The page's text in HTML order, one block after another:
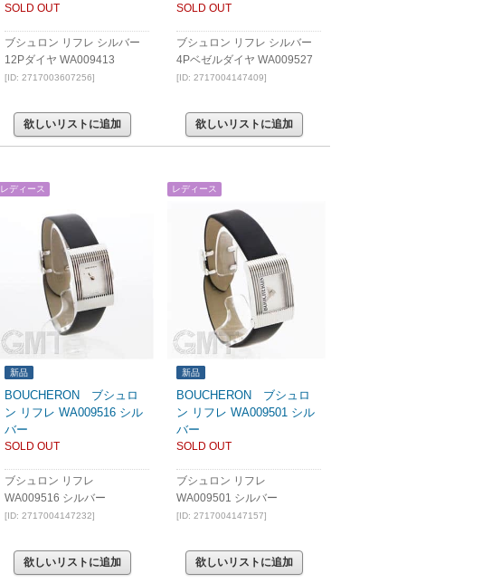
SOLD OUT
ブシュロン リフレ シルバー
12Pダイヤ WA009413
[ID: 2717003607256]
欲しいリストに追加
SOLD OUT
ブシュロン リフレ シルバー
4Pベゼルダイヤ WA009527
[ID: 2717004147409]
欲しいリストに追加
新品
レディース
BOUCHERON ブシュロ
ン リフレ WA009516 シル
バー
SOLD OUT
ブシュロン リフレ
WA009516 シルバー
[ID: 2717004147232]
欲しいリストに追加
新品
レディース
BOUCHERON ブシュロ
ン リフレ WA009501 シル
バー
SOLD OUT
ブシュロン リフレ
WA009501 シルバー
[ID: 2717004147157]
欲しいリストに追加